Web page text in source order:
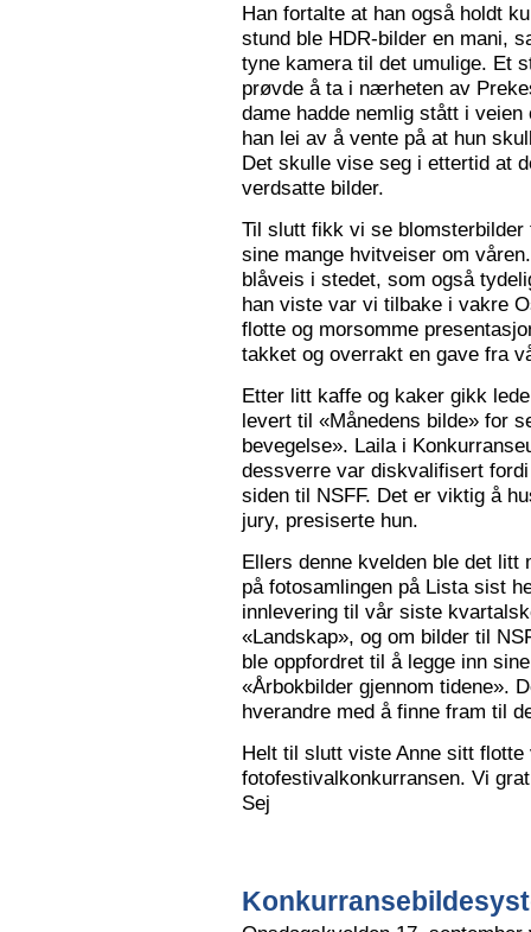
Han fortalte at han også holdt
stund ble HDR-bilder en mani,
tyne kamera til det umulige. Et
prøvde å ta i nærheten av
dame hadde nemlig stått i
han lei av å vente på at hun
Det skulle vise seg i ettertid at
verdsatte bilder.
Til slutt fikk vi se
sine mange hvitveiser om
blåveis i stedet, som også
han viste var vi tilbake i vakre
flotte og morsomme
takket og overrakt en gave fra
Etter litt kaffe og kaker gikk
levert til «Månedens bilde» for
bevegelse». Laila i
dessverre var diskvalifisert
siden til NSFF. Det er viktig å
jury, presiserte hun.
Ellers denne kvelden ble det litt
på fotosamlingen på Lista sist
innlevering til vår siste
«Landskap», og om bilder til
ble oppfordret til å legge inn
«Årbokbilder gjennom tidene».
hverandre med å finne fram til
Helt til slutt viste Anne sitt flotte
fotofestivalkonkurransen. Vi
Sej